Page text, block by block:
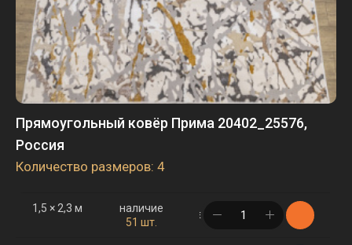
Прямоугольный ковёр Прима 20402_25576,
Россия
Количество размеров: 4
1,5 × 2,3 м
наличие
51 шт.
в корзине